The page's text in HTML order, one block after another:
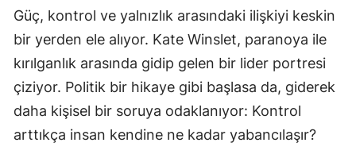
Güç, kontrol ve yalnızlık arasındaki ilişkiyi keskin
bir yerden ele alıyor. Kate Winslet, paranoya ile
kırılganlık arasında gidip gelen bir lider portresi
çiziyor. Politik bir hikaye gibi başlasa da, giderek
daha kişisel bir soruya odaklanıyor: Kontrol
arttıkça insan kendine ne kadar yabancılaşır?